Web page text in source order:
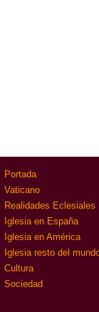
Portada
Vaticano
Realidades Eclesiales
Iglesia en España
Iglesia en América
Iglesia resto del
Cultura
Sociedad